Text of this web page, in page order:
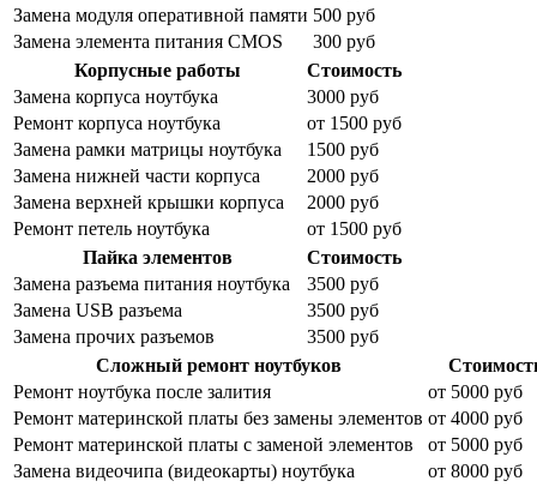
Замена модуля оперативной памяти 500 руб
Замена элемента питания CMOS
300 руб
Корпусные работы
Стоимость
Замена корпуса ноутбука
3000 руб
Ремонт корпуса ноутбука
от 1500 руб
Замена рамки матрицы ноутбука
1500 руб
Замена нижней части корпуса
2000 руб
Замена верхней крышки корпуса
2000 руб
Ремонт петель ноутбука
от 1500 руб
Пайка элементов
Стоимость
Замена разъема питания ноутбука
3500 руб
Замена USB разъема
3500 руб
Замена прочих разъемов
3500 руб
Сложный ремонт ноутбуков
Ремонт ноутбука после залития
от 5000 руб
Ремонт материнской платы без замены элементов от 4000 руб
Ремонт материнской платы с заменой элементов
от 5000 руб
Замена видеочипа (видеокарты) ноутбука
от 8000 руб